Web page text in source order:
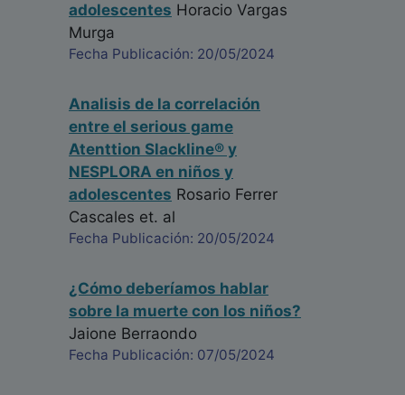
adolescentes Horacio Vargas
Murga
Fecha Publicación: 20/05/2024
Analisis de la correlación
entre el serious game
Atenttion Slackline® y
NESPLORA en niños y
adolescentes Rosario Ferrer
Cascales et. al
Fecha Publicación: 20/05/2024
¿Cómo deberíamos hablar
sobre la muerte con los niños?
Jaione Berraondo
Fecha Publicación: 07/05/2024